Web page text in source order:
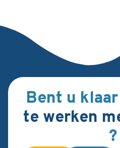
Bent u klaar
te werken
?